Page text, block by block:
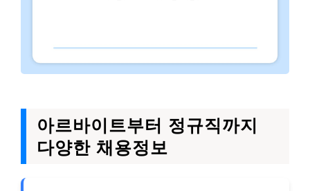
아르바이트부터 정규직까지
다양한 채용정보